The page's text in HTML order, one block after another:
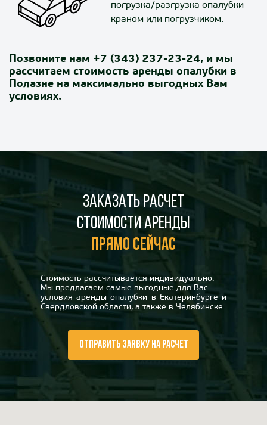
погрузка/разгрузка опалубки
краном или погрузчиком.
Позвоните нам +7 (343) 237-23-24, и мы
рассчитаем стоимость аренды опалубки в
Полазне на максимально выгодных Вам
условиях.
Заказать расчет
стоимости аренды
прямо сейчас
Стоимость рассчитывается индивидуально.
Мы предлагаем самые выгодные для Вас
условия аренды опалубки в Екатеринбурге и
Свердловской области, а также в Челябинске.
ОТПРАВИТЬ ЗАЯВКУ НА РАСЧЕТ